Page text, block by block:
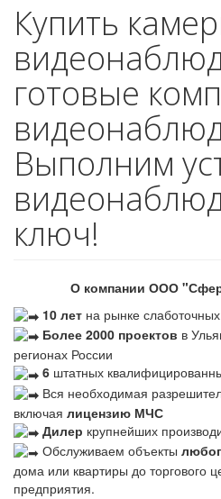
Купить
готовые
Выполним
ключ!
О компании ООО
10 лет на рынке
Более 2000 проектов в
регионах России
6 штатных
Вся необходимая
включая лицензию МЧС
Дилер крупнейших
Обслуживаем объекты
дома или квартиры до торгового
предприятия.